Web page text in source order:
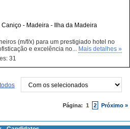
Caniço - Madeira - Ilha da Madeira
(m/f/x) para um prestigiado hotel no
e excelência no... Mais detalhes »
31
Página: 1 2 Próximo »